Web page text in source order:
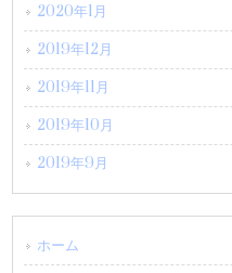
2020年1月
2019年12月
2019年11月
2019年10月
2019年9月
ホーム